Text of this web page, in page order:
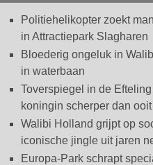
Politiehelikopter zoekt
in Attractiepark Slagharen
Bloederig ongeluk in
in waterbaan
Toverspiegel in de
koningin scherper dan ooit
Walibi Holland grijpt op
iconische jingle uit jaren
Europa-Park schrapt